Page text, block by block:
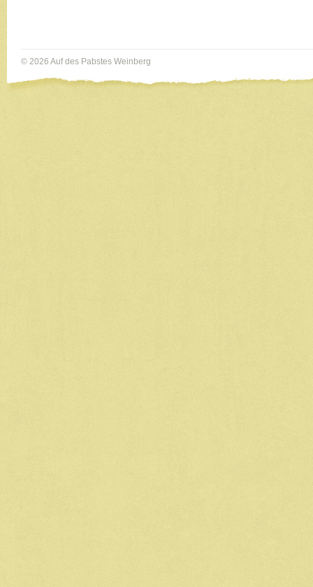
© 2026 Auf des Pabstes Weinberg